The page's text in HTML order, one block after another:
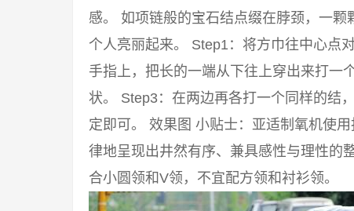
感。 如项链般的宝石结点缀在脖颈，一颗
个人亮丽起来。 Step1：将方巾往中心点
手指上，把长的一端从下往上穿出来打一
状。 Step3：在两边再各打一个同样的结
定即可。 效果图 小贴士：亚适制氧机使
律地呈现出井然有序、兼具感性与理性的
合小圆领和V领，不宜配方领和衬衫领。